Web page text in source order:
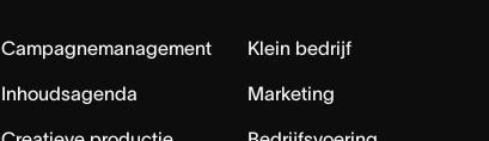
Campagnemanagement
Inhoudsagenda
Klein bedrijf
Marketing